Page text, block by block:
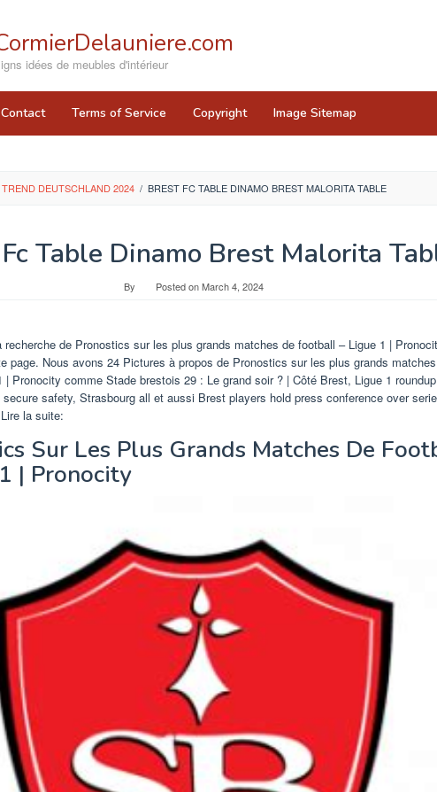
idées de meubles d'intérieur
Contact Terms of Service Copyright Image Sitemap
TREND DEUTSCHLAND 2024 / BREST FC TABLE DINAMO BREST MALORITA TABLE
Table Dinamo Brest Malorita
By Posted onMarch 4, 2024
de Pronostics sur les plus grands matches de football – Ligue 1 |
page. Nous avons 24 Pictures à propos de Pronostics sur les plus grands
| Pronocity comme Stade brestois 29 : Le grand soir ? | Côté Brest, Ligue 1
safety, Strasbourg all et aussi Brest players hold press conference over
la suite:
Sur Les Plus Grands Matches De
| Pronocity